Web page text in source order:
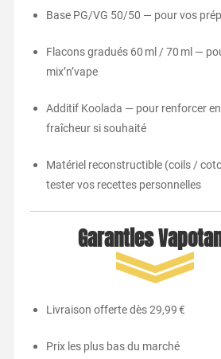
Base PG/VG 50/50 — pour vos
Flacons gradués 60 ml / 70 ml —
mix’n’vape
Additif Koolada — pour renforcer
fraîcheur si souhaité
Matériel reconstructible (coils /
tester vos recettes personnelles
Garanties
Livraison offerte dès 29,99 €
Prix les plus bas du marché